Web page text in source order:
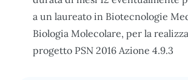
a un laureato in Biotecnologie
Biologia Molecolare, per la
progetto PSN 2016 Azione 4.9.3